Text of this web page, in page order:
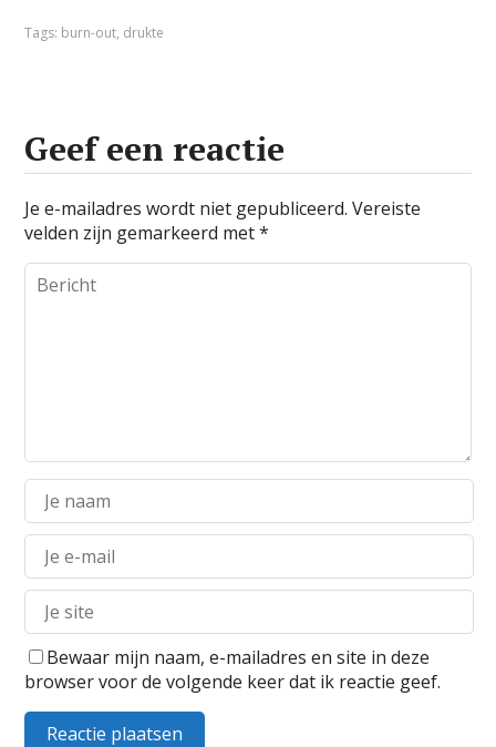
Tags: burn-out, drukte
Geef een reactie
Je e-mailadres wordt niet gepubliceerd. Vereiste
velden zijn gemarkeerd met*
Bewaar mijn naam, e-mailadres en site in deze
browser voor de volgende keer dat ik reactie geef.